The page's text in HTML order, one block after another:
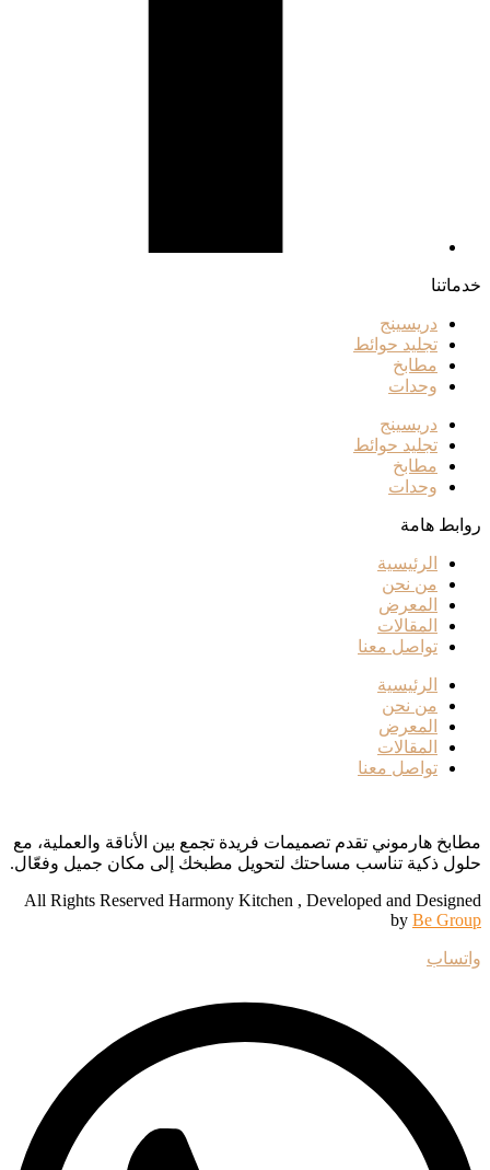
خدماتنا
دريسينج
تجليد حوائط
مطابخ
وحدات
دريسينج
تجليد حوائط
مطابخ
وحدات
روابط هامة
الرئيسية
من نحن
المعرض
المقالات
تواصل معنا
الرئيسية
من نحن
المعرض
المقالات
تواصل معنا
مطابخ هارموني تقدم تصميمات فريدة تجمع بين الأناقة والعملية، مع
حلول ذكية تناسب مساحتك لتحويل مطبخك إلى مكان جميل وفعّال.
All Rights Reserved Harmony Kitchen , Developed and Designed
by Be Group
واتساب